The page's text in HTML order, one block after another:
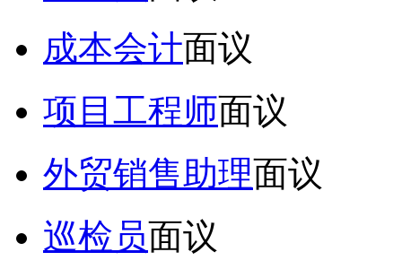
成本会计面议
项目工程师面议
外贸销售助理面议
巡检员面议